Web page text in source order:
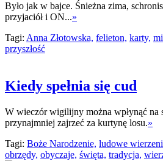
Było jak w bajce. Śnieżna zima,
przyjaciół i ON...»
Tagi: Anna Złotowska, felieton, karty,
przyszłość
Kiedy spełnia się cud
W wieczór wigilijny można wpłynąć na
przynajmniej zajrzeć za kurtynę losu.»
Tagi: Boże Narodzenie, ludowe
obrzędy, obyczaje, święta, tradycja,